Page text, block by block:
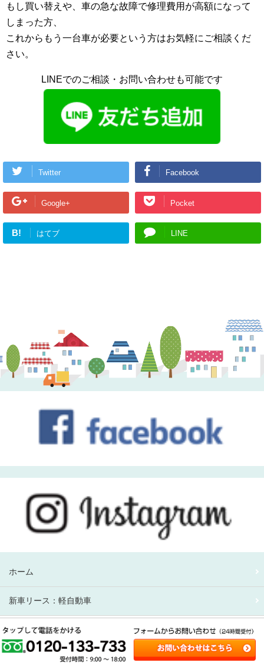
もし買い替えや、車の急な故障で修理費用が高額になって
しまった方、
これからもう一台車が必要という方はお気軽にご相談くだ
さい。
LINEでのご相談・お問い合わせも可能です
Twitter Facebook
Google+ Pocket
B! はてブ LINE
ホーム
新車リース：軽自動車
新車リース：アルファード